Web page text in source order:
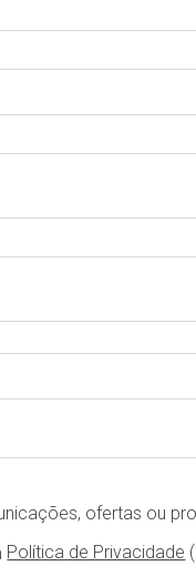
ofertas ou
Política de Privacidade